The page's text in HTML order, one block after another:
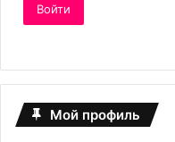
Войти
Мой профиль